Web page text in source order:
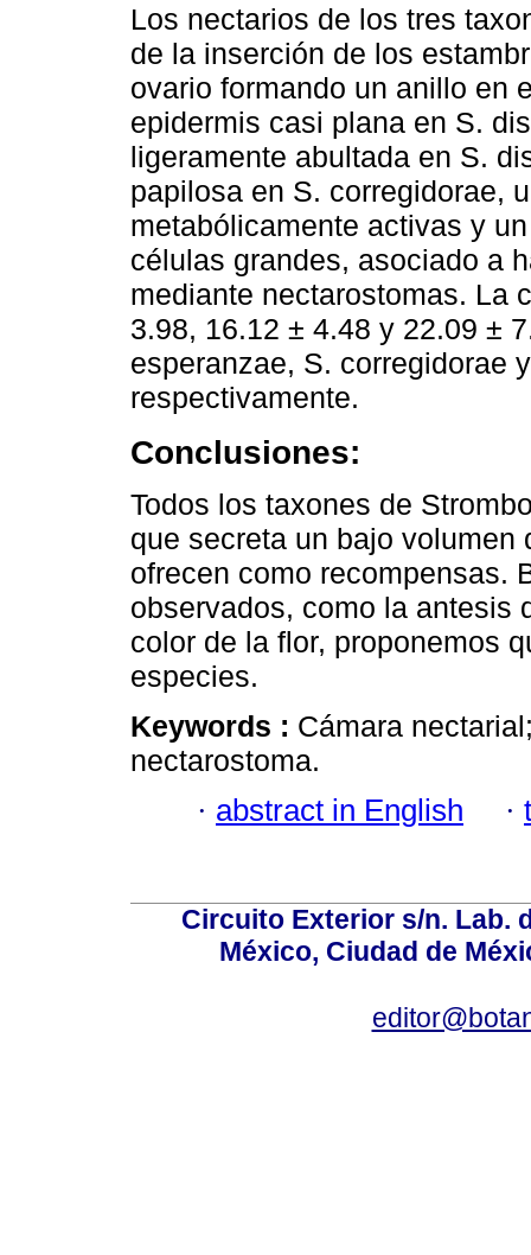
Los nectarios de los tres
de la inserción de los
ovario formando un anillo en
epidermis casi plana en S.
ligeramente abultada en S.
papilosa en S. corregidorae,
metabólicamente activas y
células grandes, asociado a
mediante nectarostomas. La
3.98, 16.12 ± 4.48 y 22.09 ±
esperanzae, S. corregidorae
respectivamente.
Conclusiones:
Todos los taxones de
que secreta un bajo volumen
ofrecen como recompensas.
observados, como la antesis
color de la flor, proponemos
especies.
Keywords : Cámara
nectarostoma.
· abstract in English ·
Circuito Exterior s/n. Lab.
México, Ciudad de